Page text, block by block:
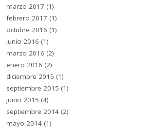
marzo 2017 (1)
febrero 2017 (1)
octubre 2016 (1)
junio 2016 (1)
marzo 2016 (2)
enero 2016 (2)
diciembre 2015 (1)
septiembre 2015 (1)
junio 2015 (4)
septiembre 2014 (2)
mayo 2014 (1)